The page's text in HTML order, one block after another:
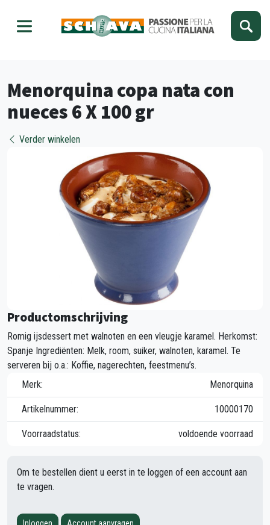
Menorquina copa nata con
nueces 6 X 100 gr
Verder winkelen
Productomschrijving
Romig ijsdessert met walnoten en een vleugje karamel. Herkomst:
Spanje Ingrediënten: Melk, room, suiker, walnoten, karamel. Te
serveren bij o.a.: Koffie, nagerechten, feestmenu’s.
Merk:
Menorquina
Artikelnummer: 10000170
Voorraadstatus: voldoende voorraad
Om te bestellen dient u eerst in te loggen of een account aan
te vragen.
Inloggen Account aanvragen